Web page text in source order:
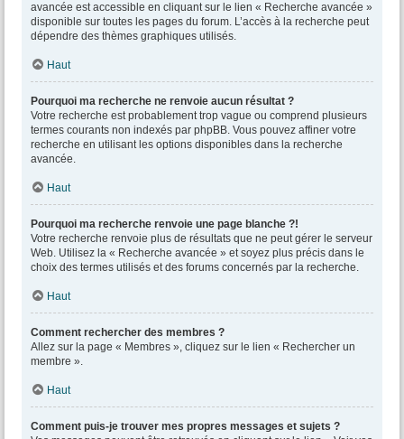
avancée est accessible en cliquant sur le lien « Recherche avancée »
disponible sur toutes les pages du forum. L’accès à la recherche peut
dépendre des thèmes graphiques utilisés.
Haut
Pourquoi ma recherche ne renvoie aucun résultat ?
Votre recherche est probablement trop vague ou comprend plusieurs
termes courants non indexés par phpBB. Vous pouvez affiner votre
recherche en utilisant les options disponibles dans la recherche
avancée.
Haut
Pourquoi ma recherche renvoie une page blanche ?!
Votre recherche renvoie plus de résultats que ne peut gérer le serveur
Web. Utilisez la « Recherche avancée » et soyez plus précis dans le
choix des termes utilisés et des forums concernés par la recherche.
Haut
Comment rechercher des membres ?
Allez sur la page « Membres », cliquez sur le lien « Rechercher un
membre ».
Haut
Comment puis-je trouver mes propres messages et sujets ?